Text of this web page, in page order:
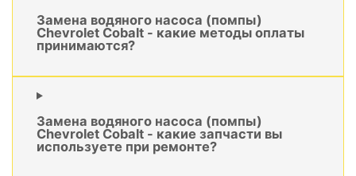
Замена водяного насоса (помпы)
Chevrolet Cobalt - какие методы оплаты
принимаются?
Замена водяного насоса (помпы)
Chevrolet Cobalt - какие запчасти вы
используете при ремонте?